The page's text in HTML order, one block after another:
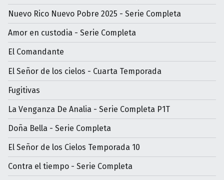
Nuevo Rico Nuevo Pobre 2025 - Serie Completa
Amor en custodia - Serie Completa
El Comandante
El Señor de los cielos - Cuarta Temporada
Fugitivas
La Venganza De Analia - Serie Completa P1T
Doña Bella - Serie Completa
El Señor de los Cielos Temporada 10
Contra el tiempo - Serie Completa